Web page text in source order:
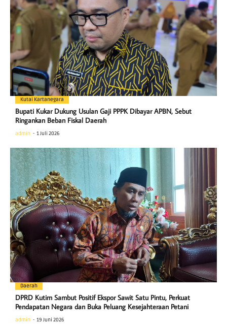
Kutai Kartanegara
Bupati Kukar Dukung Usulan Gaji PPPK Dibayar APBN, Sebut
Ringankan Beban Fiskal Daerah
admin 1 Juli 2026
Daerah
DPRD Kutim Sambut Positif Ekspor Sawit Satu Pintu, Perkuat
Pendapatan Negara dan Buka Peluang Kesejahteraan Petani
admin 19 Juni 2026